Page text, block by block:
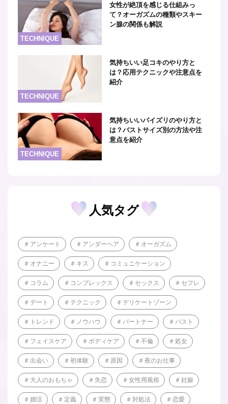
TECHNIQUE
女性が絶頂を感じる仕組みっ
て？オーガズムの種類やスキー
ン腺の関係も解説
TECHNIQUE
気持ちいい足コキのやり方と
は？応用テクニックや注意点を
紹介
TECHNIQUE
気持ちいいパイズリのやり方と
は？バストサイズ別の方法や注
意点を紹介
人気タグ
アンケート アンダーヘア オーガズム
オナニー キス コミュニケーション
コラム コンプレックス セックス セフレ
デート テクニック デリケートゾーン
トレンド ノウハウ パートナー バスト
フェイスケア ボディケア 不倫 処女
出会い 初体験 原因 夜のお仕事
大人のおもちゃ 失恋 女性用風俗 妊娠
婚活 定義 実態 対処法 恋愛